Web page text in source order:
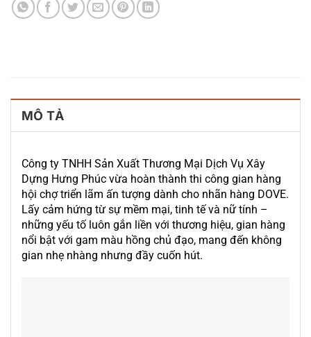
MÔ TẢ
Công ty TNHH Sản Xuất Thương Mại Dịch Vụ Xây
Dựng Hưng Phúc vừa hoàn thành thi công gian hàng
hội chợ triển lãm ấn tượng dành cho nhãn hàng DOVE.
Lấy cảm hứng từ sự mềm mại, tinh tế và nữ tính –
những yếu tố luôn gắn liền với thương hiệu, gian hàng
nổi bật với gam màu hồng chủ đạo, mang đến không
gian nhẹ nhàng nhưng đầy cuốn hút.